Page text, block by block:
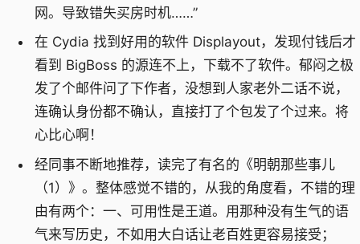
网。导致错失买房时机……”
在 Cydia 找到好用的软件 Displayout，发现付钱后才
看到 BigBoss 的源连不上，下载不了软件。郁闷之极
发了个邮件问了下作者，没想到人家老外二话不说，
连确认身份都不确认，直接打了个包发了个过来。将
心比心啊！
经同事不断地推荐，读完了有名的《明朝那些事儿
（1）》。整体感觉不错的，从我的角度看，不错的理
由有两个：一、可用性是王道。用那种没有生气的语
气来写历史，不如用大白话让老百姓更容易接受；